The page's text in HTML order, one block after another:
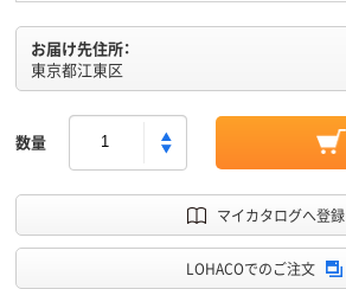
お届け先住所：
東京都江東区
数量
マイカタログへ登録
LOHACOでのご注文